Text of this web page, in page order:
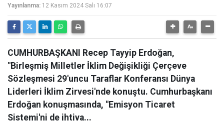
Yayınlanma: 12 Kasım 2024 Salı 16:07
CUMHURBAŞKANI Recep Tayyip Erdoğan,
"Birleşmiş Milletler İklim Değişikliği Çerçeve
Sözleşmesi 29'uncu Taraflar Konferansı Dünya
Liderleri İklim Zirvesi'nde konuştu. Cumhurbaşkanı
Erdoğan konuşmasında, "Emisyon Ticaret
Sistemi'ni de ihtiva...